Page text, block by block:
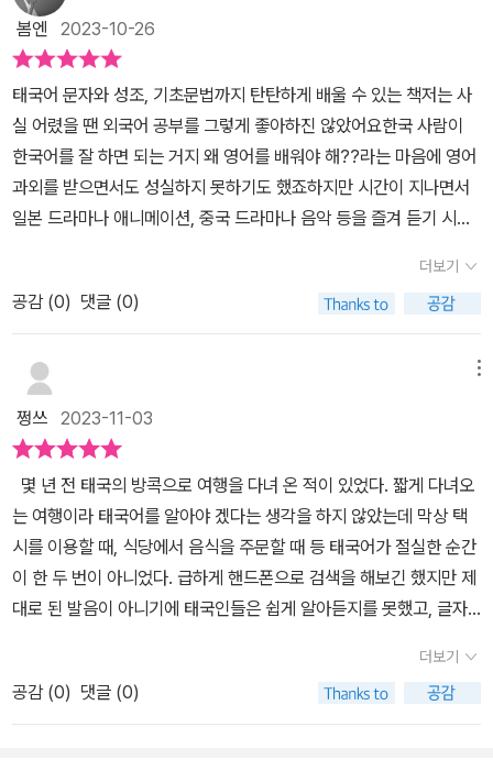
다.바로 <플러이쌤과 함께하는 반짝반짝 30DAYS 태국어>다. 저자
는 태국어를 전공하고 통번역가로 활동하고 있다. 오랜 기간 태국어
강의를 진행한 경험을 살려 쓴 이 책은 회화보다는 태국어 문자와 기
본어휘, 기초 문법을 주로 다루고 있다.지금 내가 보기에 딱인 듯했다.
책은 다양한 방언이 있는 태국어 중 방콕을 중심으로 한 중부지역에
서 사용하는 표준어를 다룬다.태국어는 주어, 동사, 목적어의 어순을
가지고 있으며 단어의 형태 변화가 없고 접사도 없다.자음과 모음 그
리고 평성, 1성, 2성, 3성, 4성의 5개의 성조를 가진 성조어이다.태국
어의 자음은 총 42개로 중자음 9자, 고 자음 10자, 저 자음 23자의
세 그룹으로 나뉘며 우리말처럼 높임말과 존대어가 있어서 문장의 끝
음과 모음을 차례대로 익히고 쓸 수 있게 되어있고 거기에 기초 단어
를 배울 수 있는 연습문제도 실려있다.또 태국의 문화를 접할 수 있는
페이지도 있어서 한층 좋다. 꼬불꼬불하고 낯설게 느껴졌던 글자들이
책을 쭉 살펴보는 동안 재미있게 보인다.시간이 걸리겠지만 천천히
한번 새로운 언어에 도전해 봐야겠다.태국어 문자를 익히며 간단한
기초 회화까지 익힐 수 있어서 태국어를 쉽고 편하게 접할 수 있는 책
이라는 생각이 든다.
봄엔 2023-10-26
태국어 문자와 성조, 기초문법까지 탄탄하게 배울 수 있는 책저는 사
실 어렸을 땐 외국어 공부를 그렇게 좋아하진 않았어요한국 사람이
한국어를 잘 하면 되는 거지 왜 영어를 배워야 해??라는 마음에 영어
과외를 받으면서도 성실하지 못하기도 했죠​하지만 시간이 지나면서
일본 드라마나 애니메이션, 중국 드라마나 음악 등을 즐겨 듣기 시작
배우기도 했는데요​작년에는 태국어를 배워보고 싶어서 온라인으로
태국어 기초를 배워본 적도 있어요그때 가장 충격이었던 사실은 진짜
입문 기초 반이었는데도 같이 듣던 분들이 기본적으로 태국어를 알던
분들이라는 것이었어요그렇다고 수업 진도가 달라진 건 아니었지만
국 몇 주간의 수업이 종료되고 다음 반으로 넘어가야 하는데 저는 신
청하지 않았어요뒤로 갈수록 이미 기초가 쌓여있는 분들이랑 수업을
들으면 뒤처질 수밖에 없다는 사실을 알았거든요하지만 태국어에 대
한 흥미는 여전히 남아 있었고 어떻게 다시 공부를 해볼까 고민하던
차에 이 책을 보게 되었습니다바로 동양북스에서 출간된 반짝반짝 3
0DAYS 태국어라는 책인데요태국어 문자와 기초 문법 거기다 성조
까지 연습할 수 있는 책이었어요​중국어도 그렇지만 태국어도 성조가
매우 중요하더라고요비슷하지만 어떻게 성조를 쓰냐에 따라서 뜻이
달라지기 때문에 까다롭기도 했고요​사실 오프라인으로 학원에 다니
더보기
공감 (0) 댓글 (0)
쩡쓰 2023-11-03
몇 년 전 태국의 방콕으로 여행을 다녀 온 적이 있었다. 짧게 다녀오
는 여행이라 태국어를 알아야 겠다는 생각을 하지 않았는데 막상 택
시를 이용할 때, 식당에서 음식을 주문할 때 등 태국어가 절실한 순간
이 한 두 번이 아니었다. 급하게 핸드폰으로 검색을 해보긴 했지만 제
대로 된 발음이 아니기에 태국인들은 쉽게 알아듣지를 못했고, 글자
였다. 간단한 태국어 조차 공부하지 않고 여행을 온 내 자신이 너무 부
끄럽게 느껴졌다. 다음에 다시 태국을 방문하게 된다면 꼭 태국어 공
부를 해야 겠다고 다짐을 했는데 반갑게도 이 책을 만나게 되었다. 영
더보기
공감 (0) 댓글 (0)